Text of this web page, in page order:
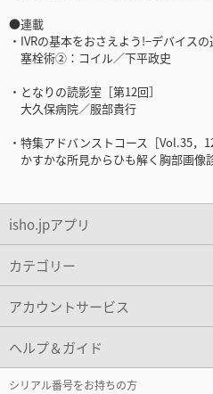
●連載
・IVRの基本をおさえよう!−デバイス
塞栓術②：コイル／下平政史
・となりの読影室［第12回］
大久保病院／服部貴行
・特集アドバンストコース［Vol.35
かすかな所見からひも解く胸部画
isho.jpアプリ
カテゴリー
アカウントサービス
ヘルプ＆ガイド
シリアル番号をお持ちの方